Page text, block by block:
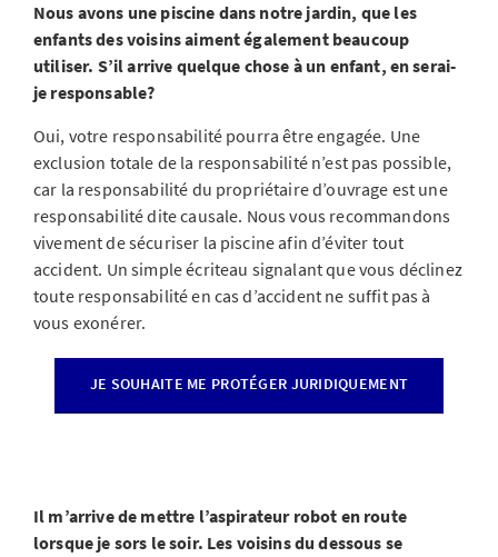
Nous avons une piscine dans notre jardin, que les
enfants des voisins aiment également beaucoup
utiliser. S’il arrive quelque chose à un enfant, en serai-
je responsable?
Oui, votre responsabilité pourra être engagée. Une
exclusion totale de la responsabilité n’est pas possible,
car la responsabilité du propriétaire d’ouvrage est une
responsabilité dite causale. Nous vous recommandons
vivement de sécuriser la piscine afin d’éviter tout
accident. Un simple écriteau signalant que vous déclinez
toute responsabilité en cas d’accident ne suffit pas à
vous exonérer.
JE SOUHAITE ME PROTÉGER JURIDIQUEMENT
Il m’arrive de mettre l’aspirateur robot en route
lorsque je sors le soir. Les voisins du dessous se